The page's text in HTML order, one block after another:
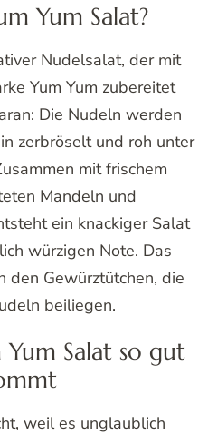
Yum Salat?
Nudelsalat, der mit
Yum Yum zubereitet
Die Nudeln werden
zerbröselt und roh unter
mit frischem
Mandeln und
ein knackiger Salat
würzigen Note. Das
den Gewürztütchen, die
beiliegen.
Salat so gut
weil es unglaublich